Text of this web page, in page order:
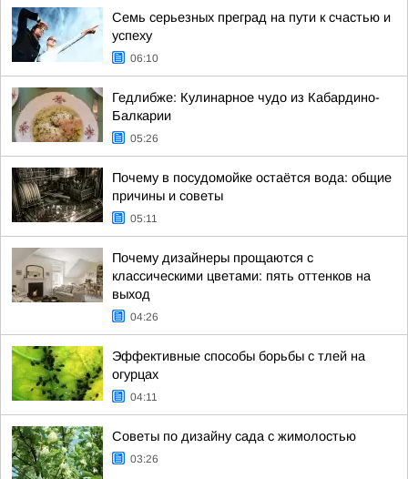
Семь серьезных преград на пути к счастью и
успеху
06:10
Гедлибже: Кулинарное чудо из Кабардино-
Балкарии
05:26
Почему в посудомойке остаётся вода: общие
причины и советы
05:11
Почему дизайнеры прощаются с
классическими цветами: пять оттенков на
выход
04:26
Эффективные способы борьбы с тлей на
огурцах
04:11
Советы по дизайну сада с жимолостью
03:26